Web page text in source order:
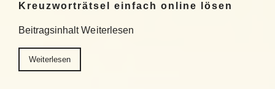
Kreuzworträtsel einfach online lösen
Beitragsinhalt Weiterlesen
Weiterlesen